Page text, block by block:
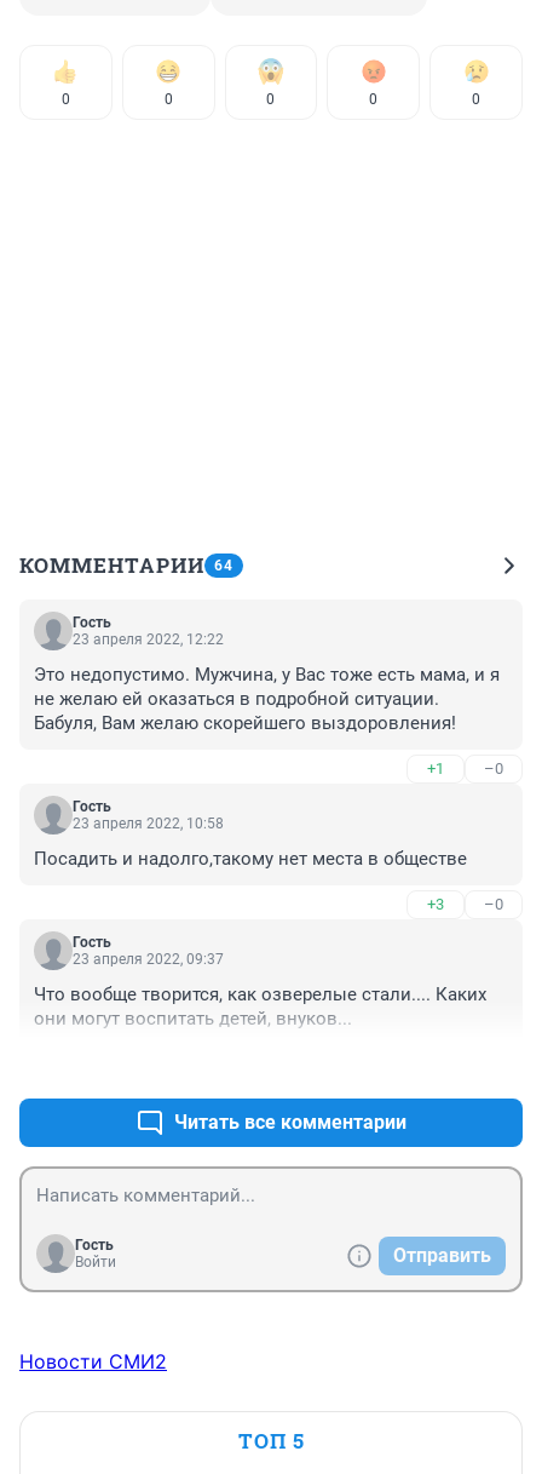
0 0 0 0 0
КОММЕНТАРИИ 64
Гость
23 апреля 2022, 12:22
Это недопустимо. Мужчина, у Вас тоже есть мама, и я
не желаю ей оказаться в подробной ситуации.
Бабуля, Вам желаю скорейшего выздоровления!
+1 –0
Гость
23 апреля 2022, 10:58
Посадить и надолго,такому нет места в обществе
+3 –0
Гость
23 апреля 2022, 09:37
Что вообще творится, как озверелые стали.... Каких
они могут воспитать детей, внуков...
Читать все комментарии
Гость
Войти
Отправить
Новости СМИ2
ТОП 5